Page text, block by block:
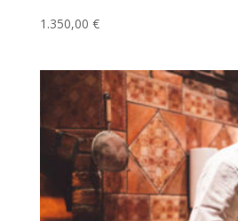
1.350,00 €